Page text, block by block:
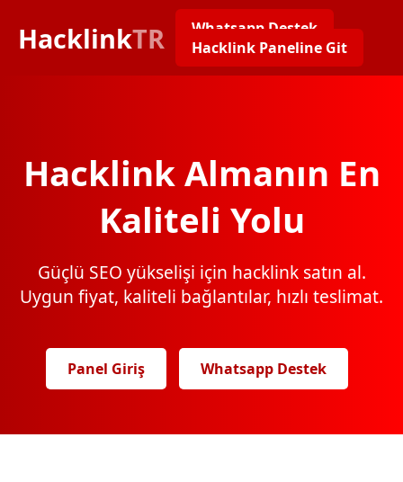
HacklinkTR
Whatsapp Destek
Hacklink Paneline Git
Hacklink Almanın En
Kaliteli Yolu
Güçlü SEO yükselişi için hacklink satın al.
Uygun fiyat, kaliteli bağlantılar, hızlı teslimat.
Panel Giriş Whatsapp Destek